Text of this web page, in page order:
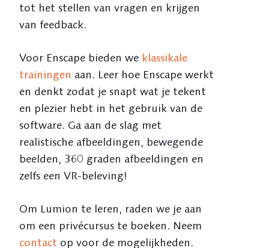
tot het stellen van vragen en krijgen
van feedback.
Voor Enscape bieden we klassikale
trainingen aan. Leer hoe Enscape werkt
en denkt zodat je snapt wat je tekent
en plezier hebt in het gebruik van de
software. Ga aan de slag met
realistische afbeeldingen, bewegende
beelden, 360 graden afbeeldingen en
zelfs een VR-beleving!
Om Lumion te leren, raden we je aan
om een privécursus te boeken. Neem
contact op voor de mogelijkheden.